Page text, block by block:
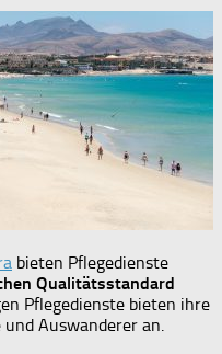
bieten Pflegedienste
Qualitätsstandard
Pflegedienste bieten ihre
Auswanderer an.